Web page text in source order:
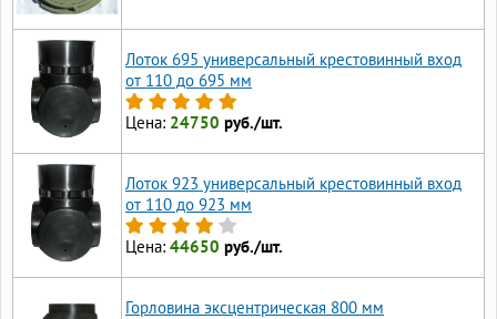
Лоток 695 универсальный крестовинный вход
от 110 до 695 мм
Цена: 24750 руб./шт.
Лоток 923 универсальный крестовинный вход
от 110 до 923 мм
Цена: 44650 руб./шт.
Горловина эксцентрическая 800 мм